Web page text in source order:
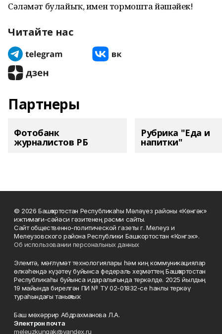
Сәләмәт булайыҡ, имен тормошта йәшәйек!
Читайте нас
Партнеры
Фотобанк
журналистов РБ
Рубрика "Еда и
напитки"
© 2026 Башҡортостан Республикаһы Мәләүез районы «Көнгәк»
ижтимағи-сәйәси гәзитенең рәсми сайты.
Сайт общественно-политической газеты г. Мелеуз и
Мелеузовского района Республики Башкортостан «Конгэк».
Об использовании персональных данных
Элемтә, мәғлүмәт технологиялары һәм киң коммуникациялар
өлкәһендә күҙәтеү буйынса федераль хеҙмәттең Башҡортостан
Республикаһы буйынса идаралығында теркәлде. 2025 йылдың
19 майында бирелгән ПИ № ТУ 02-01832-се һанлы теркәү
тураһындағы таныҡлыҡ.
Баш мөхәррир Абдрахманова Л.А.
Электрон почта
meleuzkungak@yandex.ru